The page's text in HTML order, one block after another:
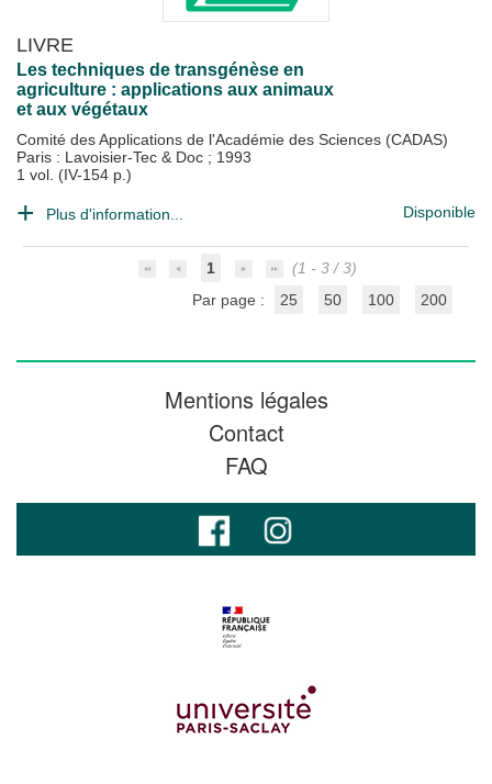
LIVRE
Les techniques de transgénèse en
agriculture : applications aux animaux
et aux végétaux
Comité des Applications de l'Académie des Sciences (CADAS)
Paris : Lavoisier-Tec & Doc ; 1993
1 vol. (IV-154 p.)
Plus d'information... Disponible
1
(1 - 3 / 3)
Par page :
25 50 100 200
Mentions légales
Contact
FAQ